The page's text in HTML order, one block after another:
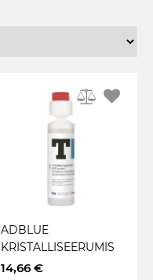
ADBLUE
KRISTALLISEERUMIS
VASTANE LISAND
14,66 €